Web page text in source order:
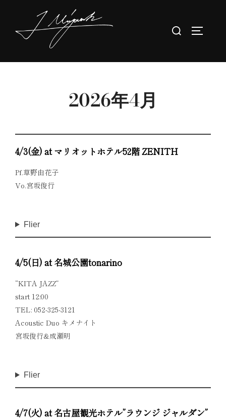
ツ
検
2026年4月
4/3(金) at マリオットホテル52階 ZENITH
Pf.草野由花子
Vo.宮坂俊行
Flier
4/5(日) at 名城公園tonarino
“KITA JAZZ”
start 12:00
TEL: 052-325-3121
Acoustic Duo キメナイト
宮坂俊行&成瀬明
Flier
4/7(火) at 名古屋観光ホテル”ラウンジ ジャルダン”